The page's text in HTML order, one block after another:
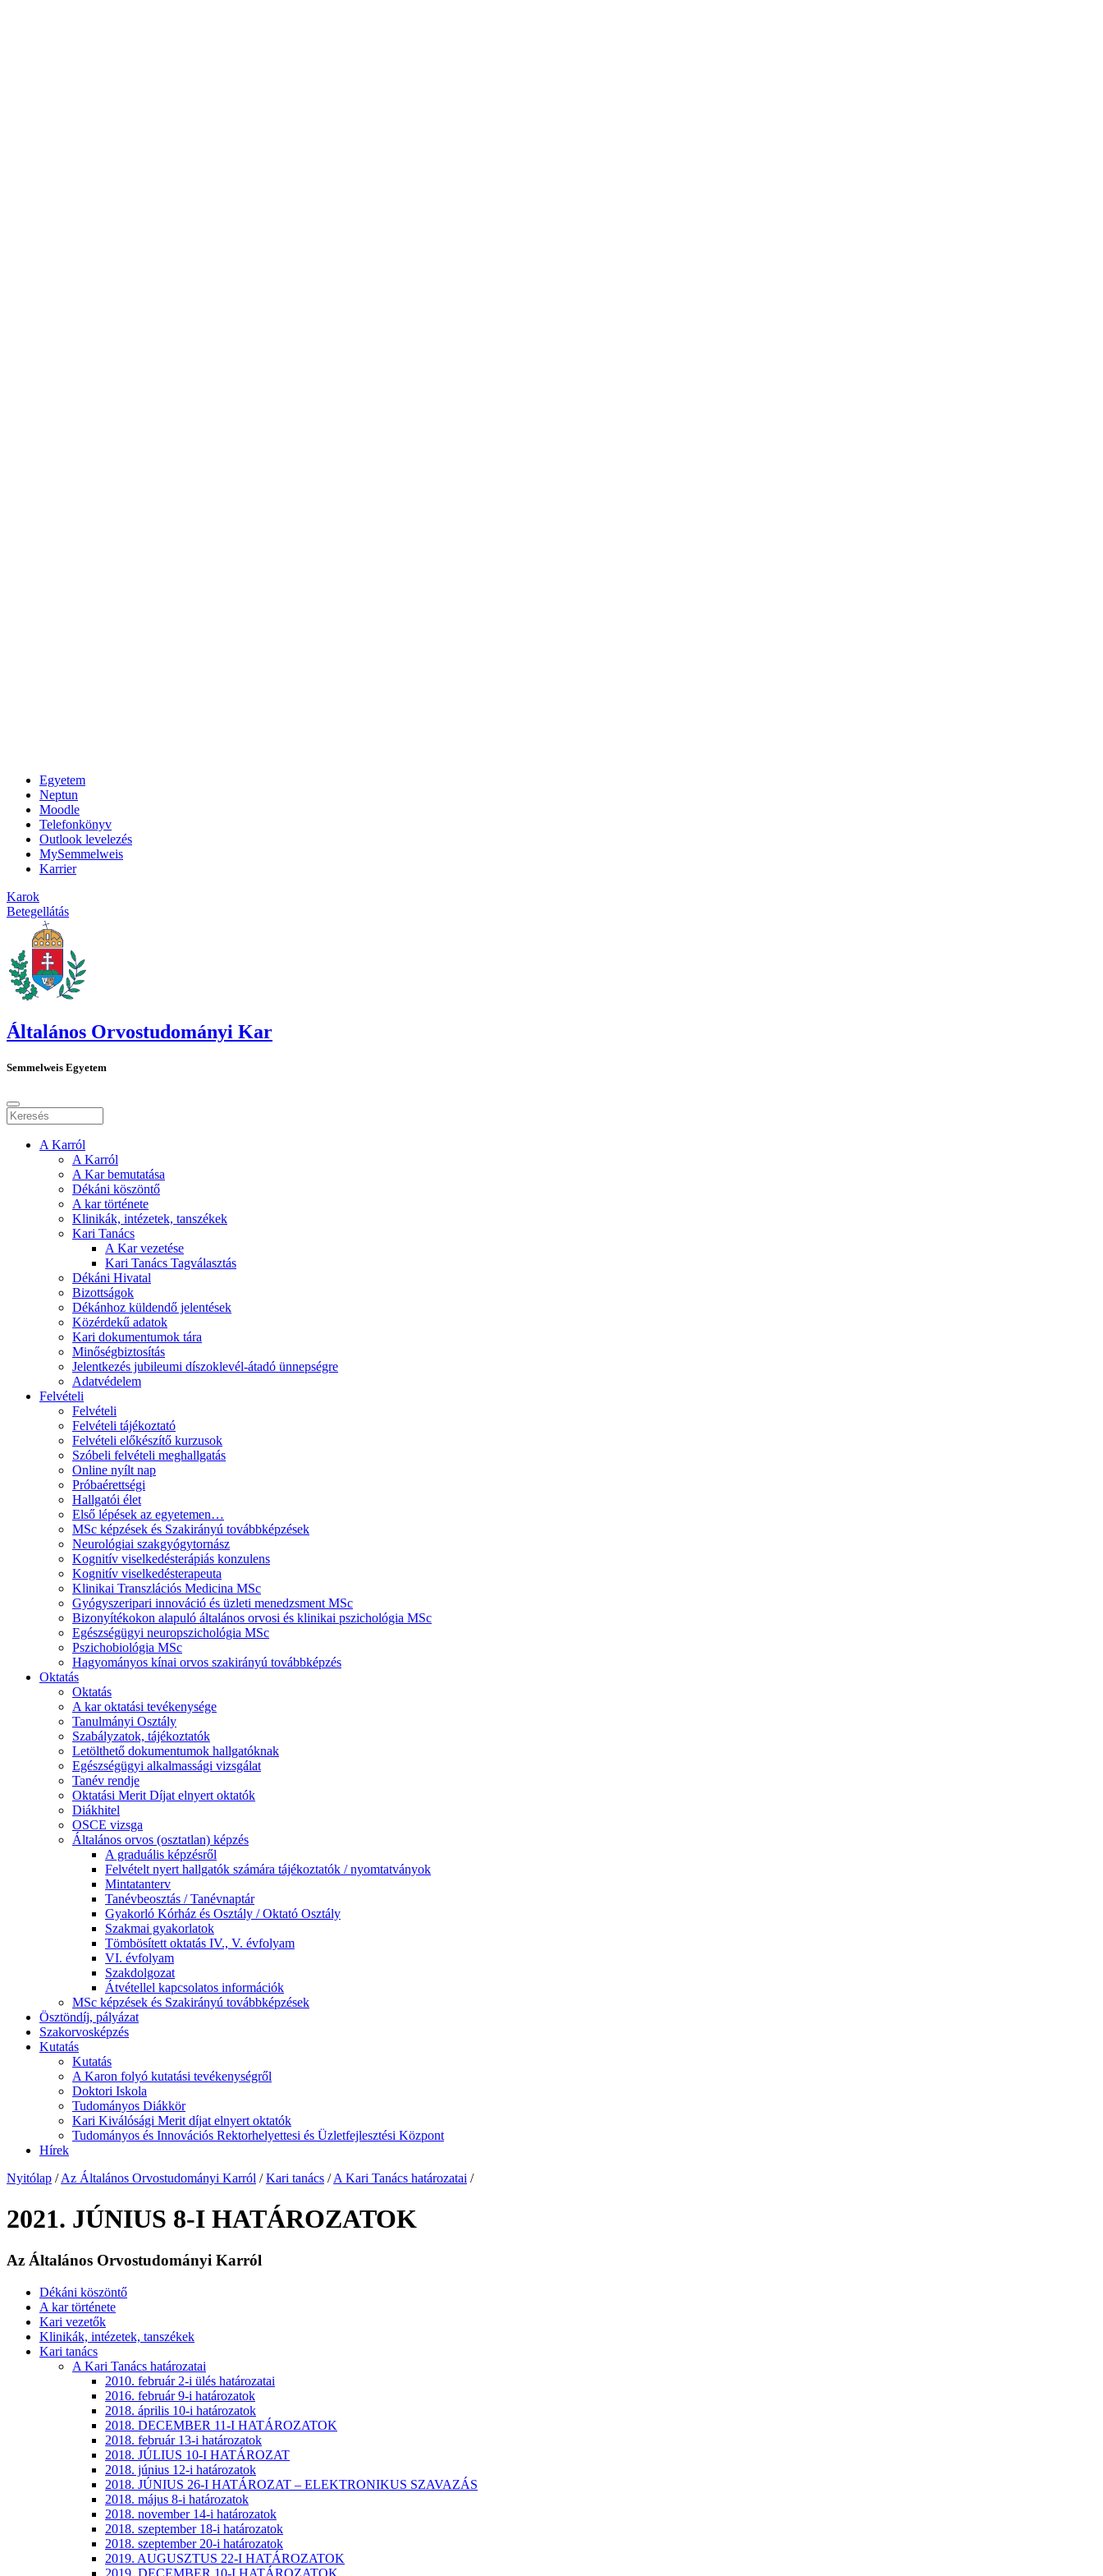
Egyetem
Neptun
Moodle
Telefonkönyv
Outlook levelezés
MySemmelweis
Karrier
Karok
Betegellátás
Általános Orvostudományi Kar
Semmelweis Egyetem
A Karról
A Karról
A Kar bemutatása
Dékáni köszöntő
A kar története
Klinikák, intézetek, tanszékek
Kari Tanács
A Kar vezetése
Kari Tanács Tagválasztás
Dékáni Hivatal
Bizottságok
Dékánhoz küldendő jelentések
Közérdekű adatok
Kari dokumentumok tára
Minőségbiztosítás
Jelentkezés jubileumi díszoklevél-átadó ünnepségre
Adatvédelem
Felvételi
Felvételi
Felvételi tájékoztató
Felvételi előkészítő kurzusok
Szóbeli felvételi meghallgatás
Online nyílt nap
Próbaérettségi
Hallgatói élet
Első lépések az egyetemen…
MSc képzések és Szakirányú továbbképzések
Neurológiai szakgyógytornász
Kognitív viselkedésterápiás konzulens
Kognitív viselkedésterapeuta
Klinikai Transzlációs Medicina MSc
Gyógyszeripari innováció és üzleti menedzsment MSc
Bizonyítékokon alapuló általános orvosi és klinikai pszichológia MSc
Egészségügyi neuropszichológia MSc
Pszichobiológia MSc
Hagyományos kínai orvos szakirányú továbbképzés
Oktatás
Oktatás
A kar oktatási tevékenysége
Tanulmányi Osztály
Szabályzatok, tájékoztatók
Letölthető dokumentumok hallgatóknak
Egészségügyi alkalmassági vizsgálat
Tanév rendje
Oktatási Merit Díjat elnyert oktatók
Diákhitel
OSCE vizsga
Általános orvos (osztatlan) képzés
A graduális képzésről
Felvételt nyert hallgatók számára tájékoztatók / nyomtatványok
Mintatanterv
Tanévbeosztás / Tanévnaptár
Gyakorló Kórház és Osztály / Oktató Osztály
Szakmai gyakorlatok
Tömbösített oktatás IV., V. évfolyam
VI. évfolyam
Szakdolgozat
Átvétellel kapcsolatos információk
MSc képzések és Szakirányú továbbképzések
Ösztöndíj, pályázat
Szakorvosképzés
Kutatás
Kutatás
A Karon folyó kutatási tevékenységről
Doktori Iskola
Tudományos Diákkör
Kari Kiválósági Merit díjat elnyert oktatók
Tudományos és Innovációs Rektorhelyettesi és Üzletfejlesztési Központ
Hírek
Nyitólap / Az Általános Orvostudományi Karról / Kari tanács / A Kari Tanács határozatai /
2021. JÚNIUS 8-I HATÁROZATOK
Az Általános Orvostudományi Karról
Dékáni köszöntő
A kar története
Kari vezetők
Klinikák, intézetek, tanszékek
Kari tanács
A Kari Tanács határozatai
2010. február 2-i ülés határozatai
2016. február 9-i határozatok
2018. április 10-i határozatok
2018. DECEMBER 11-I HATÁROZATOK
2018. február 13-i határozatok
2018. JÚLIUS 10-I HATÁROZAT
2018. június 12-i határozatok
2018. JÚNIUS 26-I HATÁROZAT – ELEKTRONIKUS SZAVAZÁS
2018. május 8-i határozatok
2018. november 14-i határozatok
2018. szeptember 18-i határozatok
2018. szeptember 20-i határozatok
2019. AUGUSZTUS 22-I HATÁROZATOK
2019. DECEMBER 10-I HATÁROZATOK